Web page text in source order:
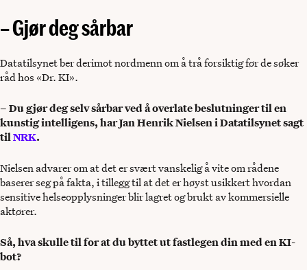
– Gjør deg sårbar
Datatilsynet ber derimot nordmenn om å trå forsiktig før de søker
råd hos «Dr. KI».
– Du gjør deg selv sårbar ved å overlate beslutninger til en
kunstig intelligens, har Jan Henrik Nielsen i Datatilsynet sagt
tilNRK.
Nielsen advarer om at det er svært vanskelig å vite om rådene
baserer seg på fakta, i tillegg til at det er høyst usikkert hvordan
sensitive helseopplysninger blir lagret og brukt av kommersielle
aktører.
Så, hva skulle til for at du byttet ut fastlegen din med en KI-
bot?